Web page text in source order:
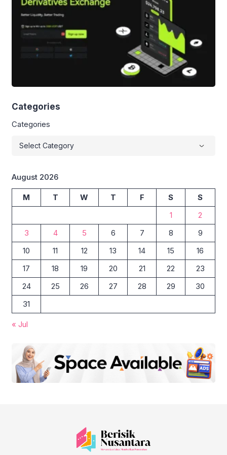
Categories
Categories
August 2026
M T W T F S
S
1
2
3
4 5 6 7 8
9
10
11 12 13 14 15
16
17
18 19 20 21 22
23
24
25 26 27 28 29
30
31
« Jul